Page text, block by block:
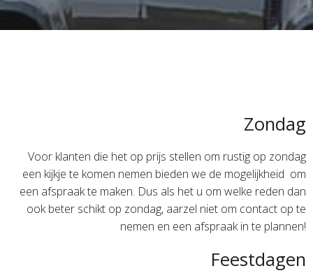
Zondag
Voor klanten die het op prijs stellen om rustig op zondag
een kijkje te komen nemen bieden we de mogelijkheid om
een afspraak te maken. Dus als het u om welke reden dan
ook beter schikt op zondag, aarzel niet om contact op te
nemen en een afspraak in te plannen!
Feestdagen